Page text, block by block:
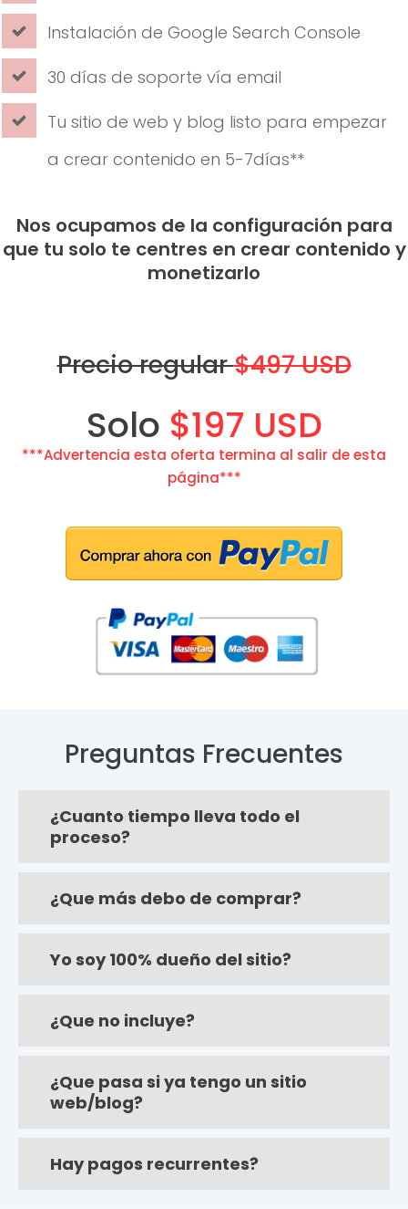
Instalación de Google Search Console
30 días de soporte vía email
Tu sitio de web y blog listo para empezar
a crear contenido en 5-7días**
Nos ocupamos de la configuración para
que tu solo te centres en crear contenido y
monetizarlo
Precio regular$497 USD
Solo $197 USD
***Advertencia esta oferta termina al salir de esta
página***
Preguntas Frecuentes
¿Cuanto tiempo lleva todo el
proceso?
¿Que más debo de comprar?
Yo soy 100% dueño del sitio?
¿Que no incluye?
¿Que pasa si ya tengo un sitio
web/blog?
Hay pagos recurrentes?